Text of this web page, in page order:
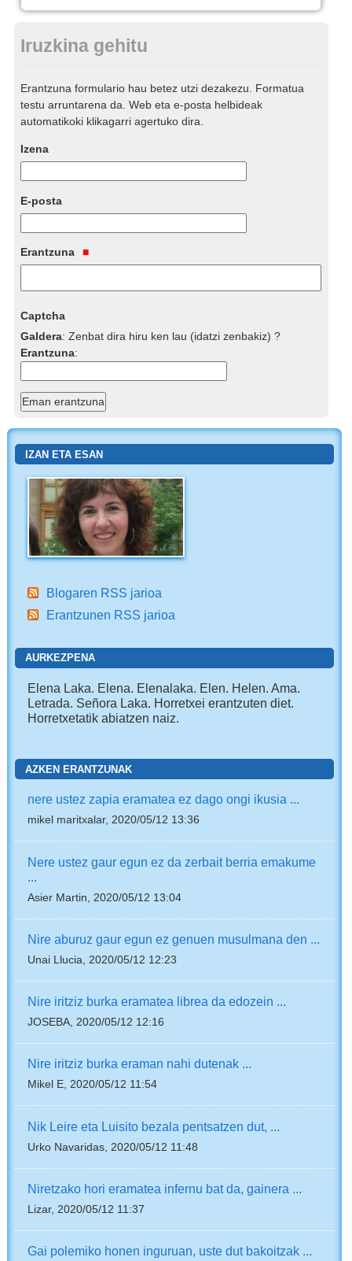
Iruzkina gehitu
Erantzuna formulario hau betez utzi dezakezu. Formatua
testu arruntarena da. Web eta e-posta helbideak
automatikoki klikagarri agertuko dira.
Izena
E-posta
Erantzuna
Captcha
Galdera:Zenbat dira hiru ken lau (idatzi zenbakiz) ?
Erantzuna:
IZAN ETA ESAN
Blogaren RSS jarioa
Erantzunen RSS jarioa
AURKEZPENA
Elena Laka. Elena. Elenalaka. Elen. Helen. Ama.
Letrada. Señora Laka. Horretxei erantzuten diet.
Horretxetatik abiatzen naiz.
AZKEN ERANTZUNAK
nere ustez zapia eramatea ez dago ongi ikusia ...
mikel maritxalar, 2020/05/12 13:36
Nere ustez gaur egun ez da zerbait berria emakume
...
Asier Martin, 2020/05/12 13:04
Nire aburuz gaur egun ez genuen musulmana den ...
Unai Llucia, 2020/05/12 12:23
Nire iritziz burka eramatea librea da edozein ...
JOSEBA, 2020/05/12 12:16
Nire iritziz burka eraman nahi dutenak ...
Mikel E, 2020/05/12 11:54
Nik Leire eta Luisito bezala pentsatzen dut, ...
Urko Navaridas, 2020/05/12 11:48
Niretzako hori eramatea infernu bat da, gainera ...
Lizar, 2020/05/12 11:37
Gai polemiko honen inguruan, uste dut bakoitzak ...